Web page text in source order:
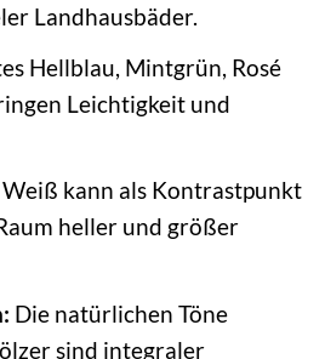
Landhausbäder.
Hellblau, Mintgrün, Rosé
Leichtigkeit und
Weiß kann als Kontrastpunkt
heller und größer
Die natürlichen Töne
sind integraler